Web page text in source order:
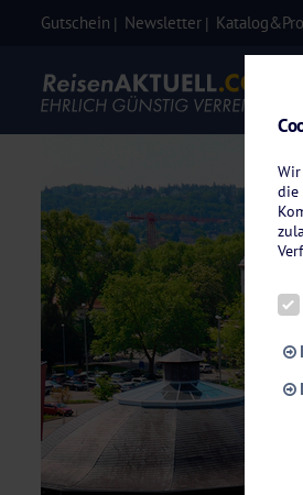
Gutschein Newsletter
die